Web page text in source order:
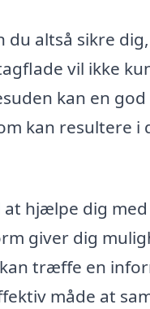
du altså sikre
vil ikke
kan en
kan resultere i
hjælpe dig
giver dig
træffe en
måde at